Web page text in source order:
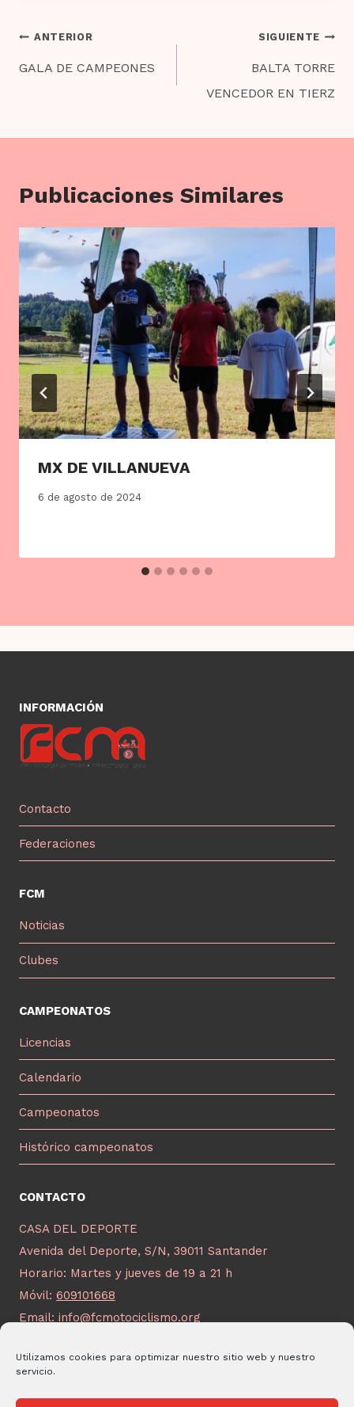
Utilizamos cookies para optimizar nuestro sitio web y nuestro
servicio.
Navegación
de
ANTERIOR
GALA DE CAMPEONES
SIGUIENTE
BALTA TORRE
VENCEDOR EN TIERZ
Publicaciones Similares
MX DE VILLANUEVA
6 de agosto de 2024
INFORMACIÓN
Contacto
Federaciones
FCM
Noticias
Clubes
CAMPEONATOS
Licencias
Calendario
Campeonatos
Histórico campeonatos
CONTACTO
CASA DEL DEPORTE
Avenida del Deporte, S/N, 39011 Santander
Horario: Martes y jueves de 19 a 21 h
Móvil: 609101668
Email: info@fcmotociclismo.org